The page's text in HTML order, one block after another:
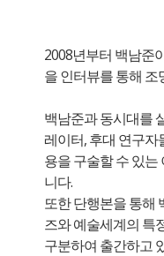
2008년부터 백남준
을 인터뷰를 통해
백남준과 동시대를
레이터, 후대 연구
용을 구술할 수 있
니다.
또한 단행본을 통해
즈와 예술세계의 특
구분하여 출간하고